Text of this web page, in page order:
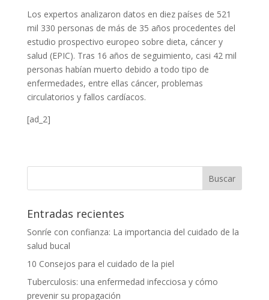
Los expertos analizaron datos en diez países de 521
mil 330 personas de más de 35 años procedentes del
estudio prospectivo europeo sobre dieta, cáncer y
salud (EPIC). Tras 16 años de seguimiento, casi 42 mil
personas habían muerto debido a todo tipo de
enfermedades, entre ellas cáncer, problemas
circulatorios y fallos cardíacos.
[ad_2]
Entradas recientes
Sonríe con confianza: La importancia del cuidado de la
salud bucal
10 Consejos para el cuidado de la piel
Tuberculosis: una enfermedad infecciosa y cómo
prevenir su propagación